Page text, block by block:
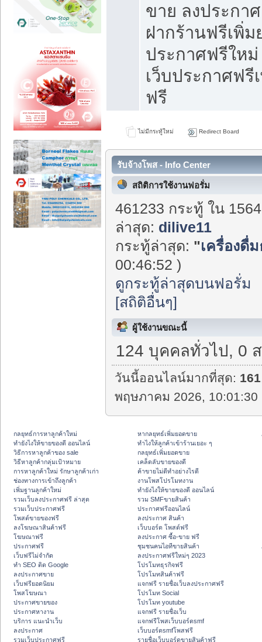
ขาย ลงประกา
ฝากร้านฟรีเพิ่ม
ประกาศฟรีให
เว็บประกาศฟรี
ฟรี
ไม่มีกระทู้ใหม่ Redirect Board
รับจ้างโพส - Info Center
สถิติการใช้งานฟอรั่ม
461233 กระทู้ ใน
ล่าสุด: dilive11
กระทู้ล่าสุด: "เครื่องดื่
00:46:52 )
ดูกระทู้ล่าสุดบนฟอรั่ม
[สถิติอื่นๆ]
ผู้ใช้งานขณะนี้
124 บุคคลทั่วไป, 0
วันนี้ออนไลน์มากที่สุด: 161
พฤษภาคม 2026, 10:01:30
กลยุทธ์การหาลูกค้าใหม่
ทํายังไงให้ขายของดี ออนไลน์
วิธีการหาลูกค้าของ sale
วิธีหาลูกค้ากลุ่มเป้าหมาย
การหาลูกค้าใหม่ รักษาลูกค้าเก่า
ช่องทางการเข้าถึงลูกค้า
เพิ่มฐานลูกค้าใหม่
รวมเว็บลงประกาศฟรี ล่าสุด
รวมเว็บประกาศฟรี
โพสต์ขายของฟรี
ลงโฆษณาสินค้าฟรี
โฆษณาฟรี
ประกาศฟรี
เว็บฟรีไม่จำกัด
ทำ SEO ติด Google
ลงประกาศขาย
เว็บฟรียอดนิยม
โพสโฆษณา
ประกาศขายของ
ประกาศหางาน
บริการ แนะนำเว็บ
ลงประกาศ
รวมเว็บประกาศฟรี
หากลยุทธ์เพิ่มยอดขาย
ทําไงให้ลูกค้าเข้าร้านเยอะ ๆ
กลยุทธ์เพิ่มยอดขาย
เคล็ดลับขายของดี
ค้าขายไม่ดีทำอย่างไรดี
งานโพสโปรโมทงาน
ทํายังไงให้ขายของดี ออนไลน์
รวม SMFขายสินค้า
ประกาศฟรีออนไลน์
ลงประกาศ สินค้า
เว็บบอร์ด โพสต์ฟรี
ลงประกาศ ซื้อ-ขาย ฟรี
ชุมชนคนไอทีขายสินค้า
ลงประกาศฟรีใหม่ๆ 2023
โปรโมทธุรกิจฟรี
โปรโมทสินค้าฟรี
แจกฟรี รายชื่อเว็บลงประกาศฟรี
โปรโมท Social
โปรโมท youtube
แจกฟรี รายชื่อเว็บ
แจกฟรีโพสเว็บบอร์ดsmf
เว็บบอร์ดsmfโพสฟรี
รายชื่อเว็บบอร์ดขายสินค้าฟรี